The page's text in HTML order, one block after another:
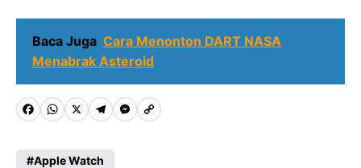
Baca Juga Cara Menonton DART NASA
Menabrak Asteroid
F WX T MC
Apple Watch